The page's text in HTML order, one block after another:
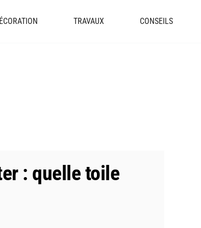
TRAVAUX CONSEILS
: quelle toile